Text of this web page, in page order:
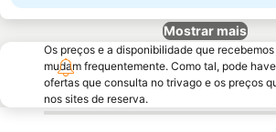
Mostrar mais
Os preços e a disponibilidade que
mudam frequentemente. Como tal, pode
ofertas que consulta no trivago e os preços
nos sites de reserva.